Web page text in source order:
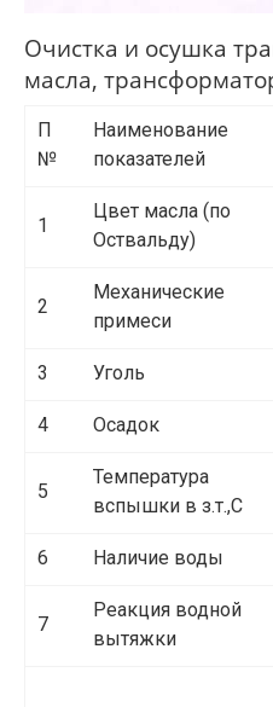
Очистка и осушка
масла,
П
№
Наименование
показателей
1
Цвет масла (по
Оствальду)
2
Механические
примеси
3 Уголь
4 Осадок
5
Температура
вспышки в з.т.,С
6 Наличие воды
7
Реакция водной
вытяжки